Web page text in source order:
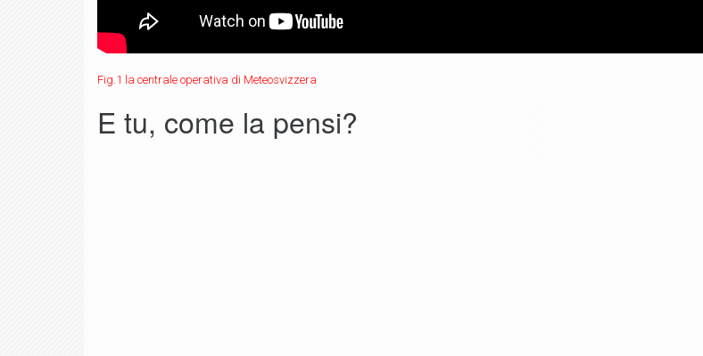
Fig.1 la centrale operativa di Meteosvizzera
E tu, come la pensi?